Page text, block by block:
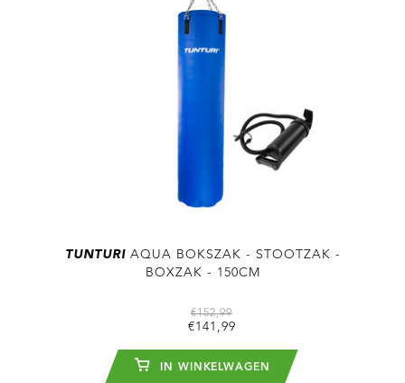
TUNTURIAQUA BOKSZAK - STOOTZAK -
BOXZAK - 150CM
€152,99
€141,99
IN WINKELWAGEN